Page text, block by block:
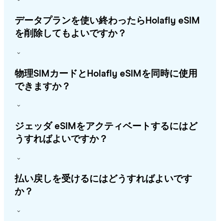
データプランを使い終わったらHolafly eSIM
を削除してもよいですか？
物理SIMカードとHolafly eSIMを同時に使用
できますか？
ジェッダ eSIMをアクティベートするにはど
うすればよいですか？
払い戻しを受けるにはどうすればよいです
か？